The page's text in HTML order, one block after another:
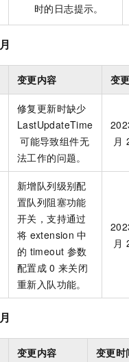
时的日志提示。
月
变更内容 变
修复更新时缺少
LastUpdateTime
可能导致组件无
法工作的问题。
月
新增队列级别配
置队列阻塞功能
开关，支持通过
将 extension 中
的 timeout 参数
配置成 0 来关闭
重新入队功能。
月
月
变更内容 变更时